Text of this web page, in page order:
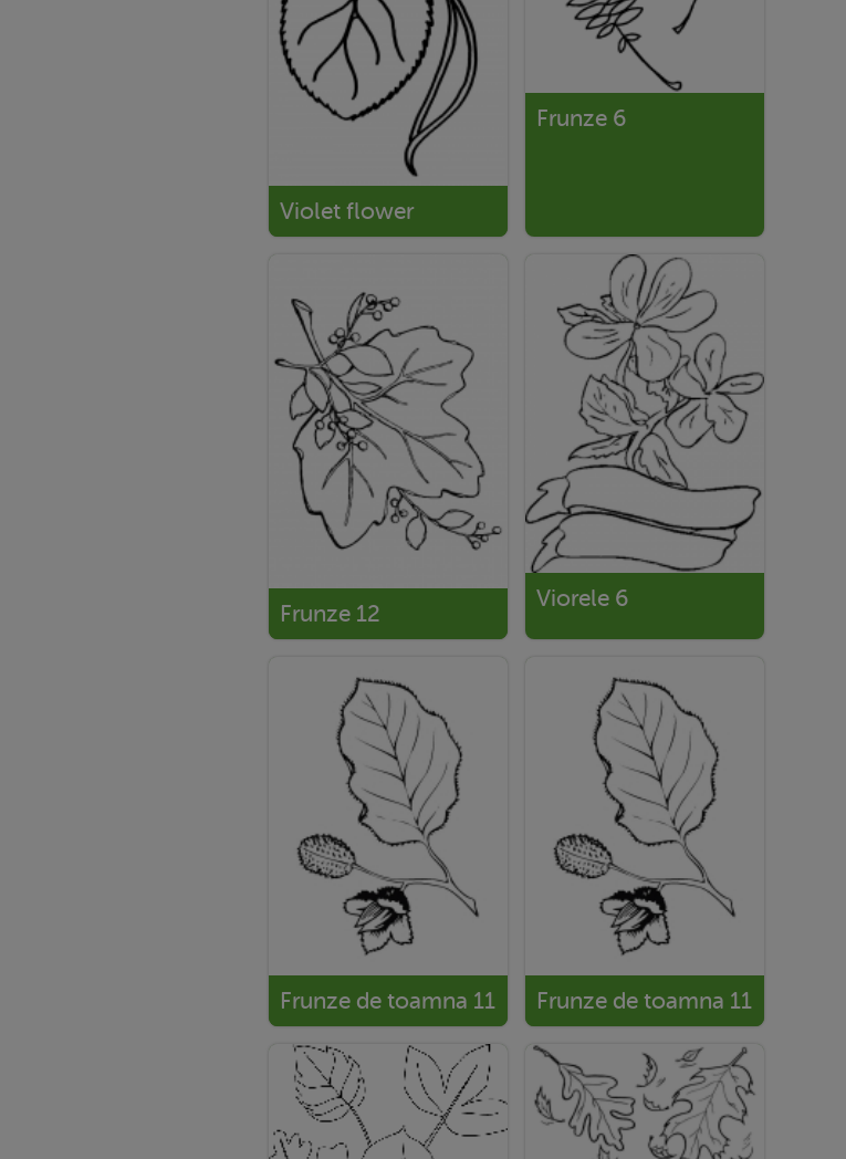
Violet flower
Frunze 6
Frunze 12
Viorele 6
Frunze de toamna 11 Frunze de toamna 11